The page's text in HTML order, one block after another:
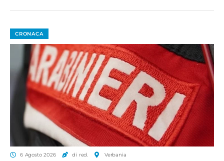
CRONACA
6 Agosto 2026 di red. Verbania